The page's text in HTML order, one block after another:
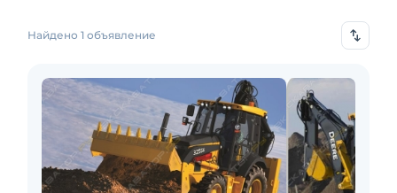
Найдено 1 объявление